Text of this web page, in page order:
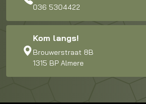
036 5304422
Kom langs!
Brouwerstraat 8B
1315 BP Almere